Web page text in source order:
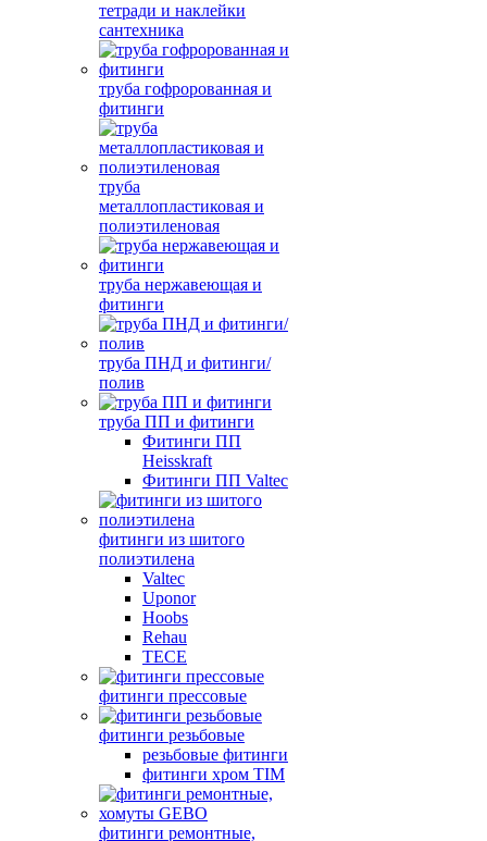
тетради и наклейки
сантехника
труба гофророванная и
фитинги
труба
металлопластиковая и
полиэтиленовая
труба нержавеющая и
фитинги
труба ПНД и фитинги/
полив
труба ПП и фитинги
Фитинги ПП
Heisskraft
Фитинги ПП Valtec
фитинги из шитого
полиэтилена
Valtec
Uponor
Hoobs
Rehau
TECE
фитинги прессовые
фитинги резьбовые
резьбовые фитинги
фитинги хром TIM
фитинги ремонтные,